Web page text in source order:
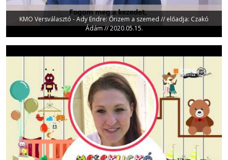
KMO Versválasztó - Ady Endre: Őrizem a szemed // előadja: Czakó
Ádám // 2020.05.15.